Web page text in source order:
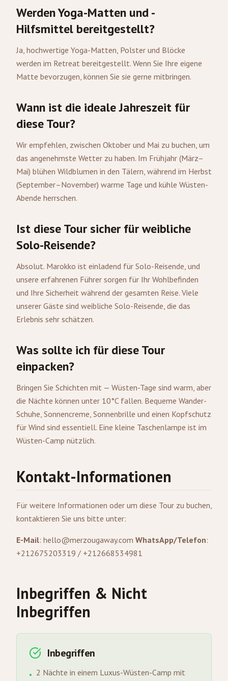
Werden Yoga-Matten und -
Hilfsmittel bereitgestellt?
Ja, hochwertige Yoga-Matten, Polster und Blöcke
werden im Retreat bereitgestellt. Wenn Sie Ihre eigene
Matte bevorzugen, können Sie sie gerne mitbringen.
Wann ist die ideale Jahreszeit für
diese Tour?
Wir empfehlen, zwischen Oktober und Mai zu buchen, um
das angenehmste Wetter zu haben. Im Frühjahr (März–
Mai) blühen Wildblumen in den Tälern, während im Herbst
(September–November) warme Tage und kühle Wüsten-
Abende herrschen.
Ist diese Tour sicher für weibliche
Solo-Reisende?
Absolut. Marokko ist einladend für Solo-Reisende, und
unsere erfahrenen Führer sorgen für Ihr Wohlbefinden
und Ihre Sicherheit während der gesamten Reise. Viele
unserer Gäste sind weibliche Solo-Reisende, die das
Erlebnis sehr schätzen.
Was sollte ich für diese Tour
einpacken?
Bringen Sie Schichten mit — Wüsten-Tage sind warm, aber
die Nächte können unter 10°C fallen. Bequeme Wander-
Schuhe, Sonnencreme, Sonnenbrille und einen Kopfschutz
für Wind sind essentiell. Eine kleine Taschenlampe ist im
Wüsten-Camp nützlich.
Kontakt-Informationen
Für weitere Informationen oder um diese Tour zu buchen,
kontaktieren Sie uns bitte unter:
E-Mail: hello@merzougaway.com WhatsApp/Telefon:
+212675203319 / +212668534981
Inbegriffen & Nicht
Inbegriffen
Inbegriffen
• 2 Nächte in einem Luxus-Wüsten-Camp mit